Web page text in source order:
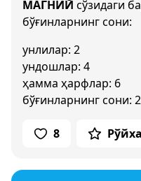
МАГНИЙ сўзидаги
бўғинларнинг сони:
унлилар: 2
ундошлар: 4
ҳамма ҳарфлар: 6
бўғинларнинг сони: 2
8